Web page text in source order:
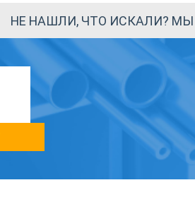
НЕ НАШЛИ, ЧТО ИСКАЛИ?